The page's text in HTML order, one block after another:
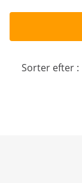
Sorter efter :